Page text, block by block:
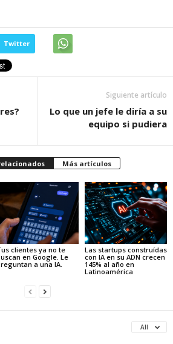
Twitter
Siguiente artículo
Lo que un jefe le diría a su
equipo si pudiera
Más artículos
clientes ya no te
en Google. Le
a una IA.
Las startups construídas
con IA en su ADN crecen
145% al año en
Latinoamérica
All